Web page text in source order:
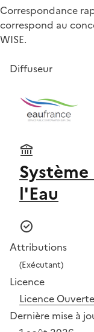
Correspondance
correspond au
WISE.
Diffuseur
l'Eau
Attributions
(Exécutant)
Licence
Licence
Dernière mise à